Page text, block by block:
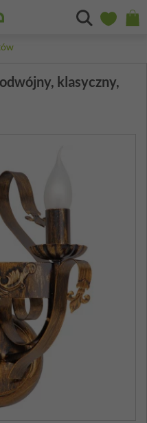
klasyczny,